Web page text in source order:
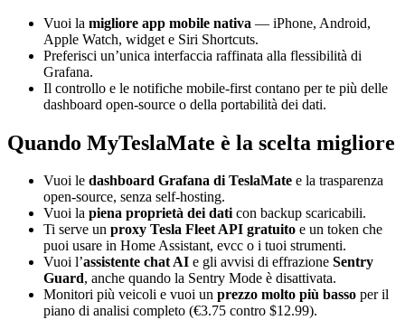
Vuoi la migliore app mobile nativa — iPhone, Android,
Apple Watch, widget e Siri Shortcuts.
Preferisci un’unica interfaccia raffinata alla flessibilità di
Grafana.
Il controllo e le notifiche mobile-first contano per te più delle
dashboard open-source o della portabilità dei dati.
Quando MyTeslaMate è la scelta migliore
Vuoi le dashboard Grafana di TeslaMate e la trasparenza
open-source, senza self-hosting.
Vuoi la piena proprietà dei daticon backup scaricabili.
Ti serve un proxy Tesla Fleet API gratuito e un token che
puoi usare in Home Assistant, evcc o i tuoi strumenti.
Vuoi l’assistente chat AI e gli avvisi di effrazione Sentry
Guard, anche quando la Sentry Mode è disattivata.
Monitori più veicoli e vuoi un prezzo molto più basso per il
piano di analisi completo (€3.75 contro $12.99).